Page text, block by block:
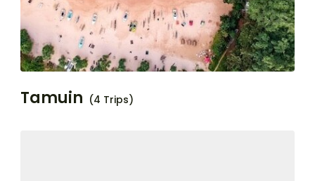
Tamuin (4 Trips)